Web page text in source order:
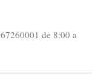
de 8:00 a